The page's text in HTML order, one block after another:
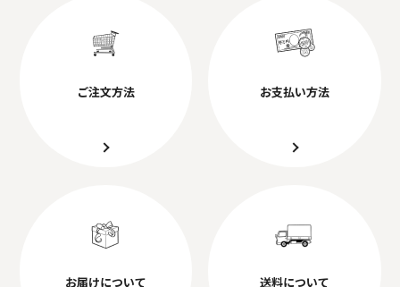
ご注文方法 お支払い方法
お届けについて 送料について